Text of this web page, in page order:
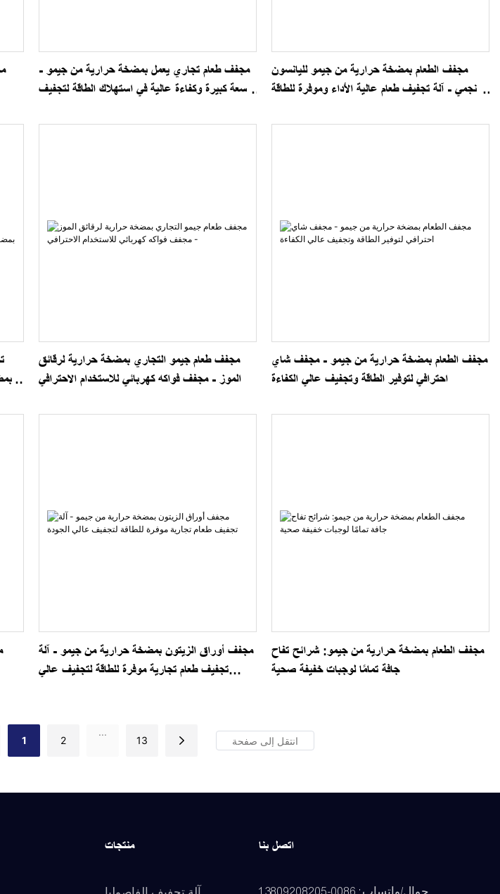
مجفف طعام تجاري يعمل بمضخة حرارية من جيمو -
سعة كبيرة وكفاءة عالية في استهلاك الطاقة لتجفيف
مجفف الطعام بمضخة حرارية من جيمو لليانسون
النجمي - آلة تجفيف طعام عالية الأداء وموفرة للطاقة
مجفف طعام جيمو التجاري بمضخة حرارية لرقائق
الموز - مجفف فواكه كهربائي للاستخدام الاحترافي
مجفف الطعام بمضخة حرارية من جيمو - مجفف شاي
احترافي لتوفير الطاقة وتجفيف عالي الكفاءة
مجفف أوراق الزيتون بمضخة حرارية من جيمو - آلة
تجفيف طعام تجارية موفرة للطاقة لتجفيف عالي
مجفف الطعام بمضخة حرارية من جيمو: شرائح تفاح
جافة تمامًا لوجبات خفيفة صحية
1 2
...
13
منتجات اتصل بنا